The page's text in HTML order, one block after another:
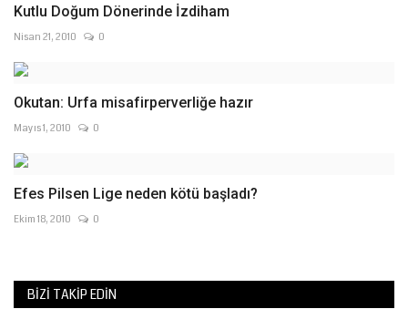
Kutlu Doğum Dönerinde İzdiham
Nisan 21, 2010 0
Okutan: Urfa misafirperverliğe hazır
Mayıs 1, 2010 0
Efes Pilsen Lige neden kötü başladı?
Ekim 18, 2010 0
BIZI TAKIP EDIN